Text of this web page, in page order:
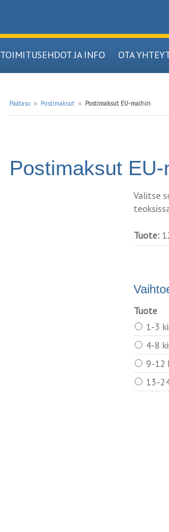
TOIMITUSEHDOT JA INFO OTA
Päätaso ›› Postimaksut ›› Postimaksut EU-maihin
Postimaksut EU-
Valitse
Tuote:
Tuote
1-3
4-8
9-12
13-